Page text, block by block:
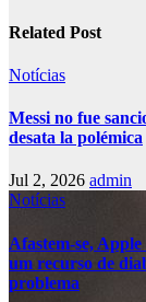
Related Post
Notícias
Messi no fue
desata la polémica
Jul 2, 2026 admin
Notícias
Afastem-se,
um recurso de
problema